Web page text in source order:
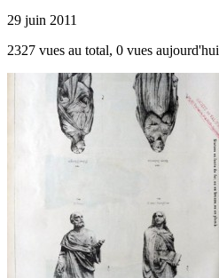
29 juin 2011
2327 vues au total, 0 vues aujourd'hui